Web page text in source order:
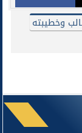
وخطيبته